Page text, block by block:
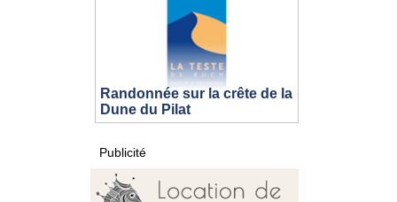
Randonnée sur la crête de la
Dune du Pilat
Publicité